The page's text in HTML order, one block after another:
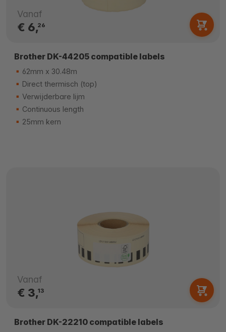
Vanaf
€ 6,26
Brother DK-44205 compatible labels
62mm x 30.48m
Direct thermisch (top)
Verwijderbare lijm
Continuous length
25mm kern
Vanaf
€ 3,13
Brother DK-22210 compatible labels